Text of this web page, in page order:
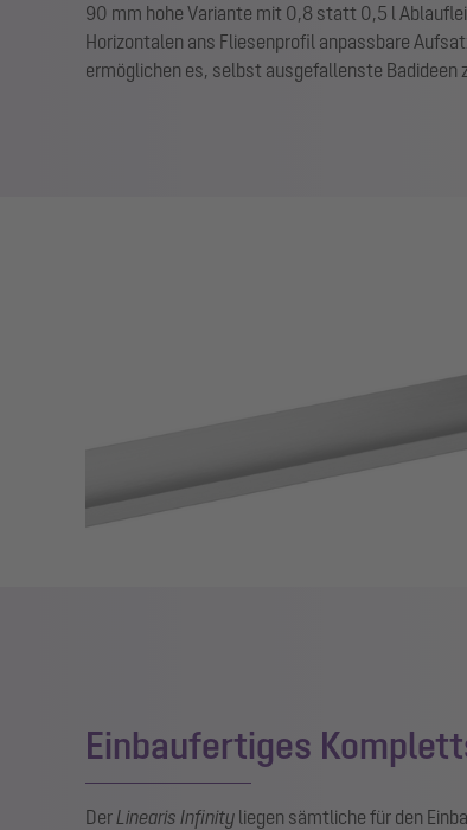
90 mm hohe Variante mit 0,8 statt 0,5 l
Horizontalen ans Fliesenprofil anpassbare
ermöglichen es, selbst ausgefallenste Badideen
Einbaufertiges
DerLinearis Infinity liegen sämtliche für den